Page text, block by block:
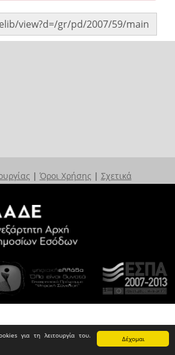
Δέχομαι
για τη λειτουργία του.
| Όροι Χρήσης | Σχετικά